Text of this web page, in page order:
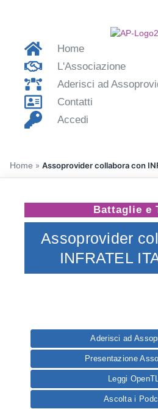
Home
L'Associazione
Aderisci ad
Contatti
Accedi
Home » Assoprovider collabora con
Battaglie e
Assoprovider
INFRATEL
Aderisci ad
Presentazione
Leggi
Ascolta i